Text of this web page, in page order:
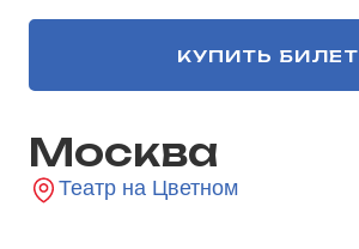
КУПИТЬ БИЛЕТ
Москва
Театр на Цветном